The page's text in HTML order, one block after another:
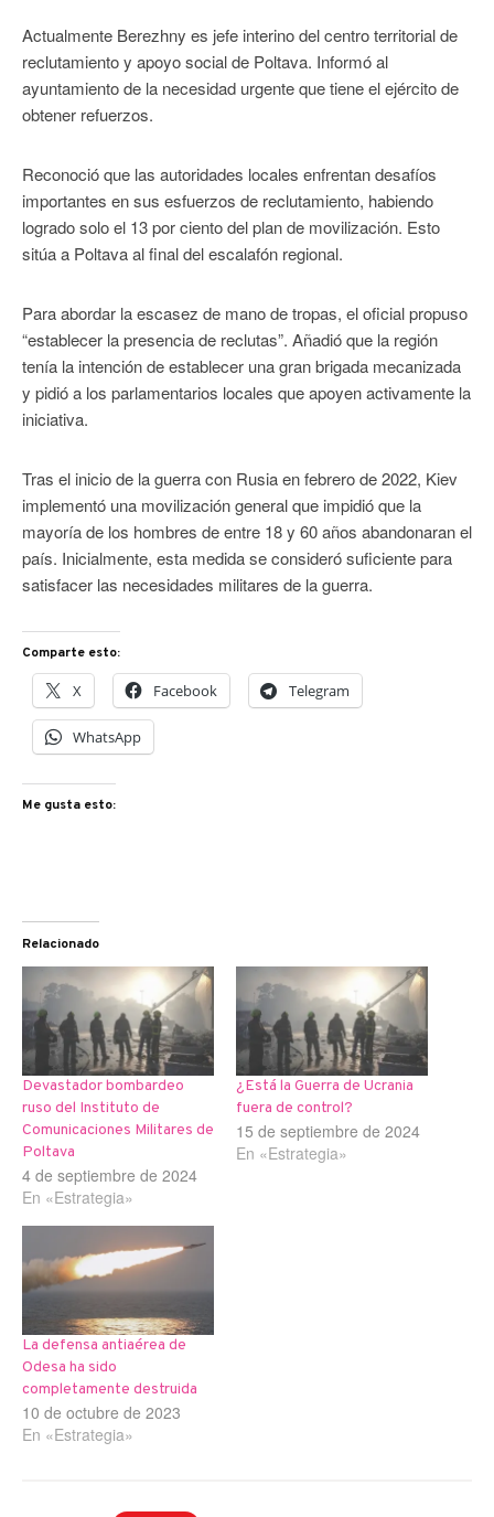
Actualmente Berezhny es jefe interino del centro territorial de
reclutamiento y apoyo social de Poltava. Informó al
ayuntamiento de la necesidad urgente que tiene el ejército de
obtener refuerzos.
Reconoció que las autoridades locales enfrentan desafíos
importantes en sus esfuerzos de reclutamiento, habiendo
logrado solo el 13 por ciento del plan de movilización. Esto
sitúa a Poltava al final del escalafón regional.
Para abordar la escasez de mano de tropas, el oficial propuso
“establecer la presencia de reclutas”. Añadió que la región
tenía la intención de establecer una gran brigada mecanizada
y pidió a los parlamentarios locales que apoyen activamente la
iniciativa.
Tras el inicio de la guerra con Rusia en febrero de 2022, Kiev
implementó una movilización general que impidió que la
mayoría de los hombres de entre 18 y 60 años abandonaran el
país. Inicialmente, esta medida se consideró suficiente para
satisfacer las necesidades militares de la guerra.
Comparte esto:
X Facebook Telegram
WhatsApp
Me gusta esto:
Relacionado
Devastador bombardeo
ruso del Instituto de
Comunicaciones Militares de
Poltava
4 de septiembre de 2024
En «Estrategia»
¿Está la Guerra de Ucrania
fuera de control?
15 de septiembre de 2024
En «Estrategia»
La defensa antiaérea de
Odesa ha sido
completamente destruida
10 de octubre de 2023
En «Estrategia»